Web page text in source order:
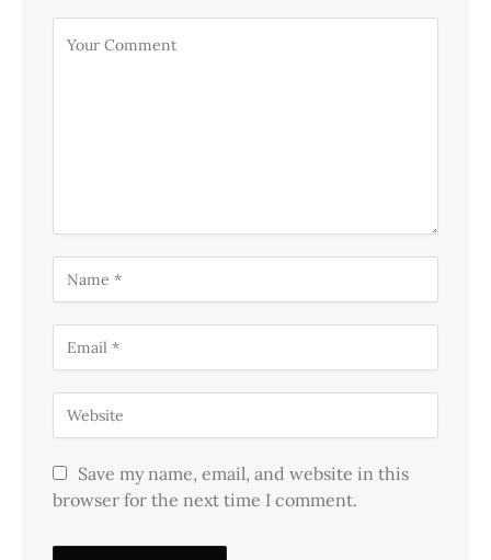
Save my name, email, and website in this
browser for the next time I comment.